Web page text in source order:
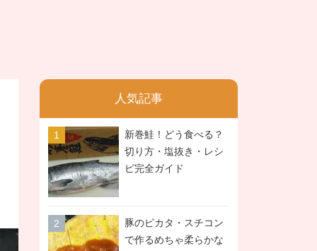
人気記事
新巻鮭！どう食べる？
切り方・塩抜き・レシ
ピ完全ガイド
豚のピカタ・スチコン
で作るめちゃ柔らかな